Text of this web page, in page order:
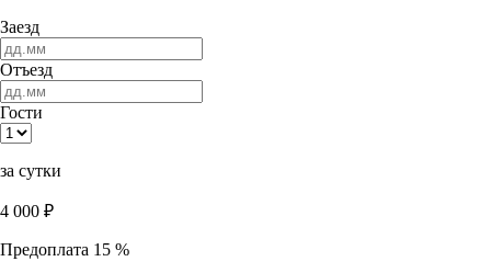
Заезд
Отъезд
Гости
за сутки
4 000 ₽
Предоплата 15 %